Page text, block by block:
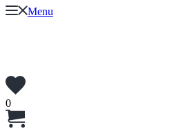
Menu
0